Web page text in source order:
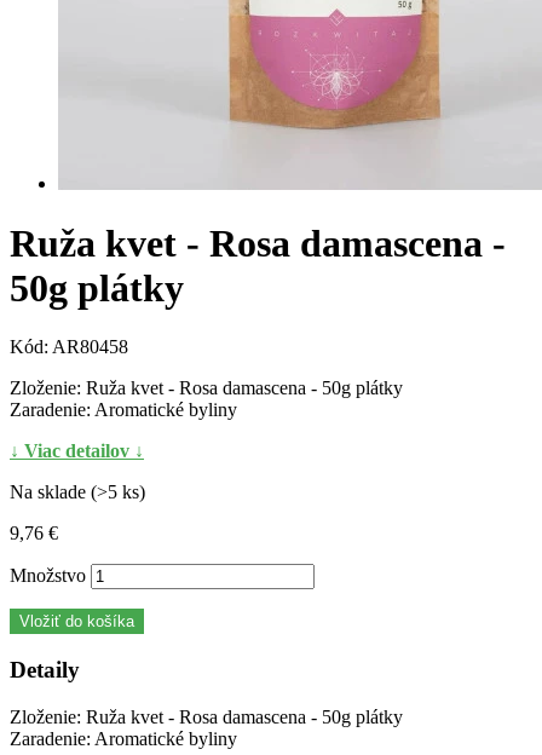
Ruža kvet - Rosa damascena -
50g plátky
Kód: AR80458
Zloženie: Ruža kvet - Rosa damascena - 50g plátky
Zaradenie: Aromatické byliny
↓ Viac detailov ↓
Na sklade (>5 ks)
9,76 €
Množstvo
Vložiť do košíka
Detaily
Zloženie: Ruža kvet - Rosa damascena - 50g plátky
Zaradenie: Aromatické byliny